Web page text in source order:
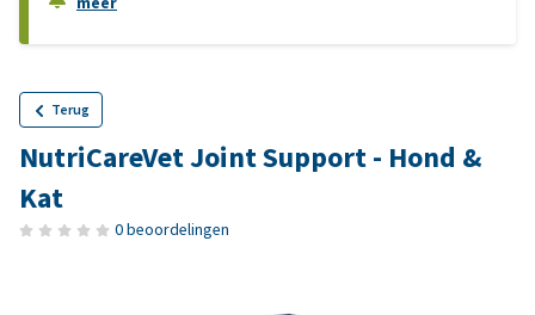
Terug
NutriCareVet Joint Support - Hond &
Kat
0 beoordelingen